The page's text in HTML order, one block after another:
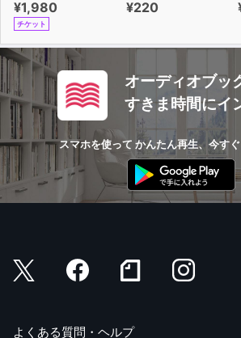
¥1,980
チケット
¥220
オーディオブッ
すきま時間にイ
スマホを使って かんたん再生、今す
よくある質問・ヘルプ